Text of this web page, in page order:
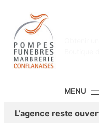
contenu
L’agence reste